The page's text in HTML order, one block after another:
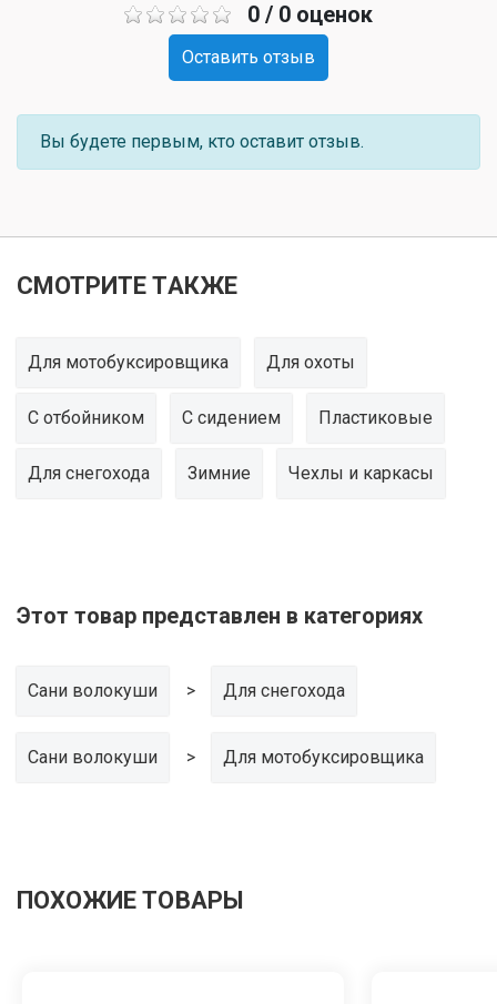
0 / 0 оценок
Оставить отзыв
Вы будете первым, кто оставит отзыв.
СМОТРИТЕ ТАКЖЕ
Для мотобуксировщика Для охоты
С отбойником С сидением Пластиковые
Для снегохода Зимние Чехлы и каркасы
Этот товар представлен в категориях
Сани волокуши Для снегохода
Сани волокуши Для мотобуксировщика
ПОХОЖИЕ ТОВАРЫ